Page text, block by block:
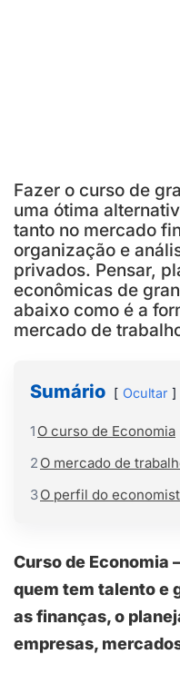
Fazer o curso de
uma ótima
tanto no mercado
organização e
privados. Pensar,
econômicas de
abaixo como é a
mercado de
Sumário Ocultar
1 O curso de Economia
2 O mercado de
3O perfil do
Curso de Economia
quem tem talento e
as finanças, o
empresas,